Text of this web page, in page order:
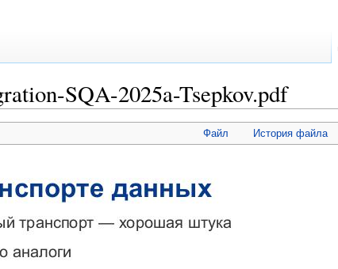
SQA-2025a-Tsepkov.pdf
Файл История файла